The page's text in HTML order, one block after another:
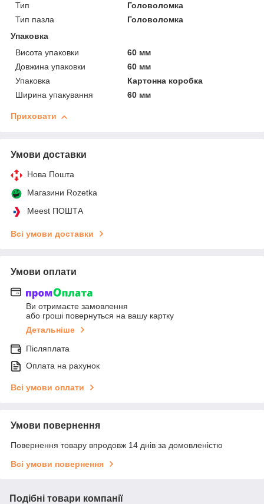
Тип
Головоломка
Тип пазла
Головоломка
Упаковка
Висота упаковки
60 мм
Довжина упаковки
60 мм
Упаковка
Картонна коробка
Ширина упакування
60 мм
Приховати
Умови доставки
Нова Пошта
Магазини Rozetka
Meest ПОШТА
Всі умови доставки
Умови оплати
Ви отримаєте замовлення
або гроші повернуться на вашу картку
Детальніше
Післяплата
Оплата на рахунок
Всі умови оплати
Умови повернення
Повернення товару впродовж 14 днів за домовленістю
Всі умови повернення
Подібні товари компанії